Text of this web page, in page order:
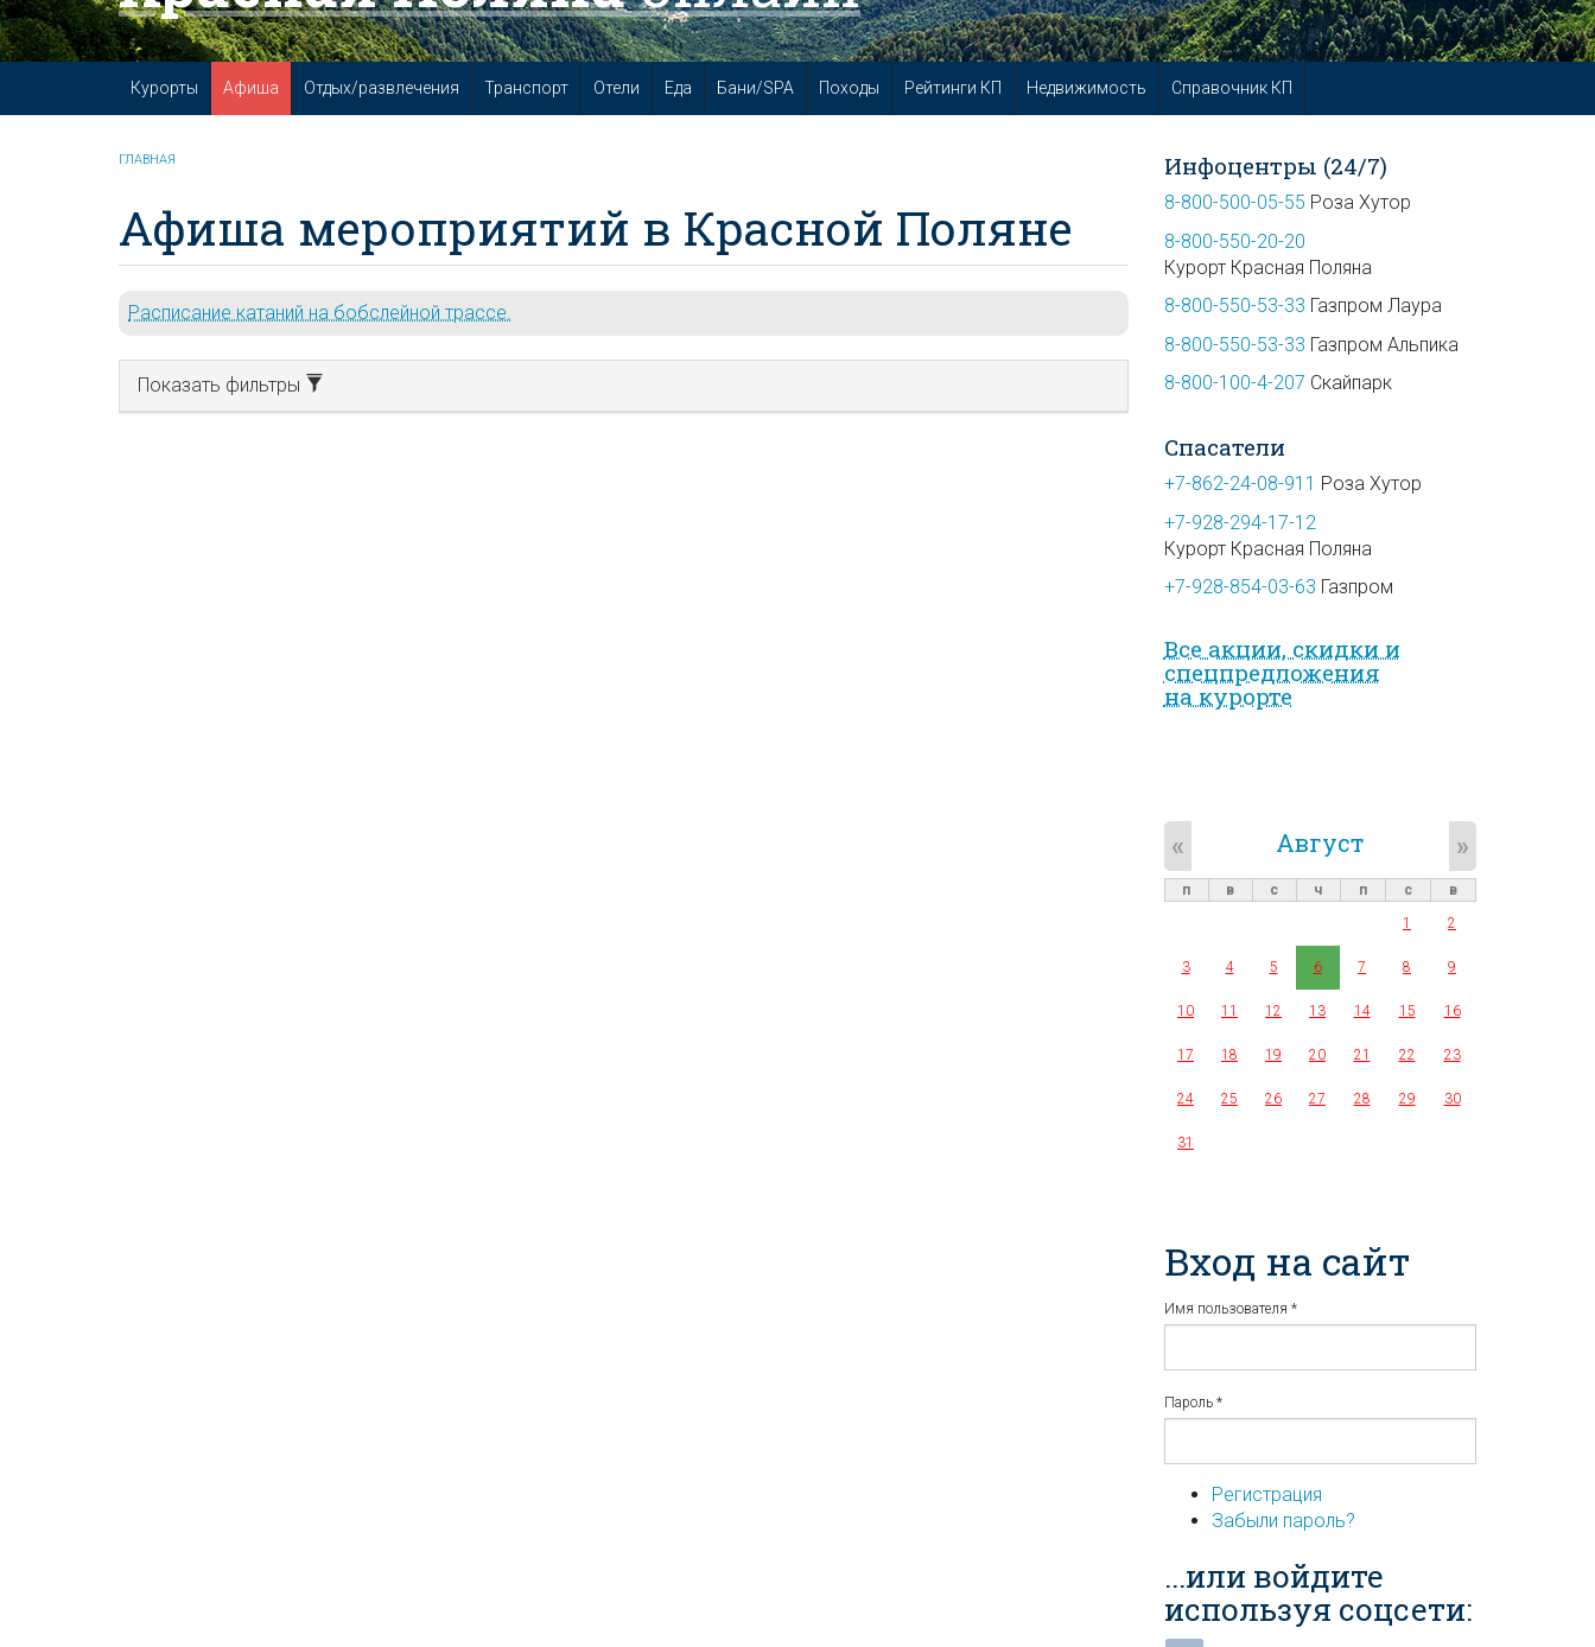
Курорты Афиша Отдых/развлечения Транспорт Отели Еда Бани/SPA Походы Рейтинги КП Недвижимость Справочник КП
ГЛАВНАЯ
Афиша мероприятий в Красной Поляне
Расписание катаний на бобслейной трассе.
Показать фильтры
Инфоцентры (24/7)
8-800-500-05-55 Роза Хутор
8-800-550-20-20
Курорт Красная Поляна
8-800-550-53-33 Газпром Лаура
8-800-550-53-33 Газпром Альпика
8-800-100-4-207 Скайпарк
Спасатели
+7-862-24-08-911 Роза Хутор
+7-928-294-17-12
Курорт Красная Поляна
+7-928-854-03-63 Газпром
Все акции, скидки и
спец­предложе­ния
на курорте
Август
« »
п в с ч п с
в
1
2
3 4 5 6 7 8 9
10 11 12 13 14 15 16
17 18 19 20 21 22 23
24 25 26 27 28 29 30
31
Вход на сайт
Имя пользователя *
Пароль *
Регистрация
Забыли пароль?
...или войдите
используя соцсети: